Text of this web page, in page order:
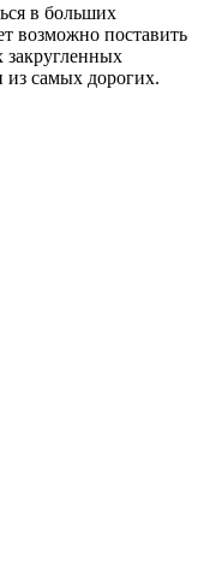
в больших
возможно поставить
закругленных
самых дорогих.